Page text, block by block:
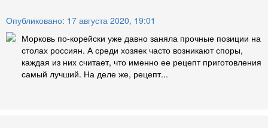
Опубликовано: 17 августа 2020, 19:01
Морковь по-корейски уже давно заняла прочные позиции на
столах россиян. А среди хозяек часто возникают споры,
каждая из них считает, что именно ее рецепт приготовления
самый лучший. На деле же, рецепт...